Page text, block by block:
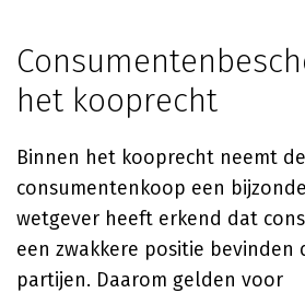
het kooprecht
Binnen het kooprecht neemt de
consumentenkoop een
wetgever heeft erkend dat
een zwakkere positie bevinden
partijen. Daarom gelden voor